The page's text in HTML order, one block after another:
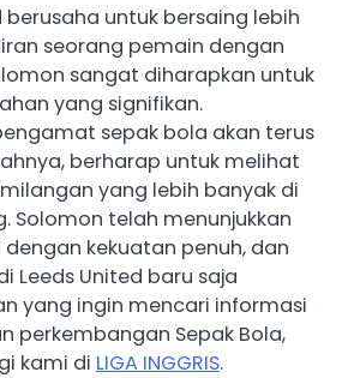
berusaha untuk bersaing lebih
seorang pemain dengan
sangat diharapkan untuk
yang signifikan.
sepak bola akan terus
berharap untuk melihat
yang lebih banyak di
Solomon telah menunjukkan
kekuatan penuh, dan
Leeds United baru saja
yang ingin mencari informasi
perkembangan Sepak Bola,
kami di LIGA INGGRIS.